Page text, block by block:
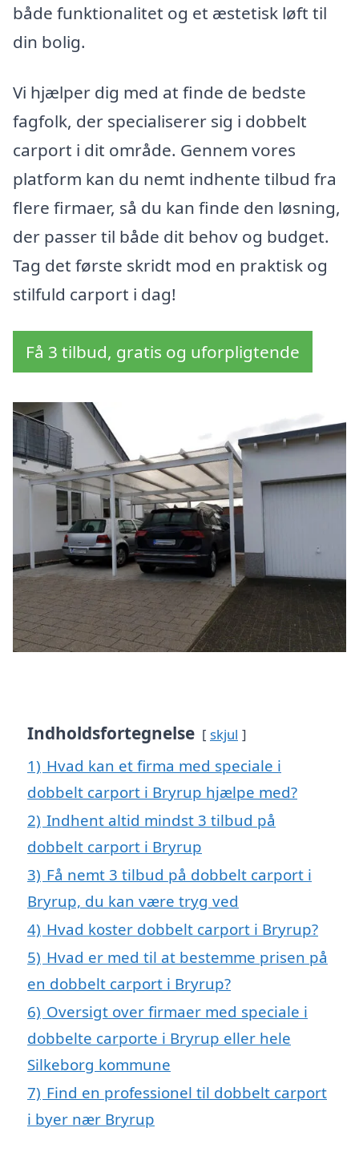
både funktionalitet og et æstetisk løft til
din bolig.
Vi hjælper dig med at finde de bedste
fagfolk, der specialiserer sig i dobbelt
carport i dit område. Gennem vores
platform kan du nemt indhente tilbud fra
flere firmaer, så du kan finde den løsning,
der passer til både dit behov og budget.
Tag det første skridt mod en praktisk og
stilfuld carport i dag!
Få 3 tilbud, gratis og uforpligtende
Indholdsfortegnelse skjul
1) Hvad kan et firma med speciale i
dobbelt carport i Bryrup hjælpe med?
2) Indhent altid mindst 3 tilbud på
dobbelt carport i Bryrup
3) Få nemt 3 tilbud på dobbelt carport i
Bryrup, du kan være tryg ved
4) Hvad koster dobbelt carport i Bryrup?
5) Hvad er med til at bestemme prisen på
en dobbelt carport i Bryrup?
6) Oversigt over firmaer med speciale i
dobbelte carporte i Bryrup eller hele
Silkeborg kommune
7) Find en professionel til dobbelt carport
i byer nær Bryrup